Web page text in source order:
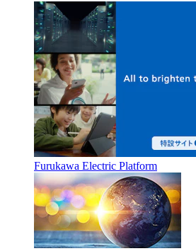
Furukawa Electric Platform